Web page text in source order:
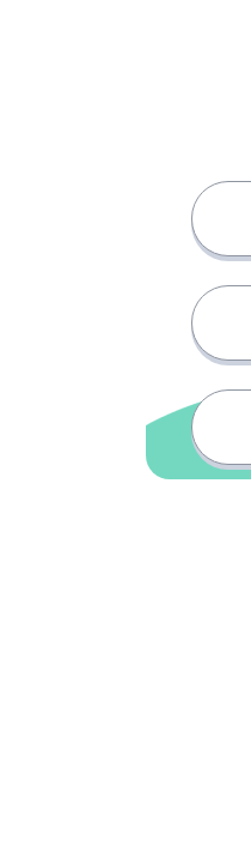
querido; querida
la tierra